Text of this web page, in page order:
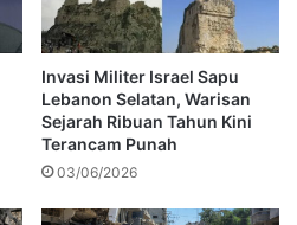
Invasi Militer Israel Sapu
Lebanon Selatan, Warisan
Sejarah Ribuan Tahun Kini
Terancam Punah
03/06/2026